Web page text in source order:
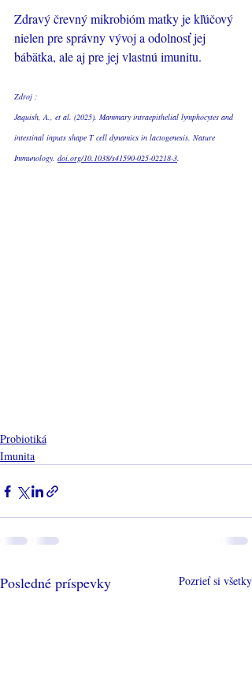
Zdravý črevný mikrobióm matky je kľúčový
nielen pre správny vývoj a odolnosť jej
bábätka, ale aj pre jej vlastnú imunitu.
Zdroj :
Jaquish, A., et al. (2025). Mammary intraepithelial lymphocytes and
intestinal inputs shape T cell dynamics in lactogenesis. Nature
Immunology. doi.org/10.1038/s41590-025-02218-3.
Probiotiká
Imunita
Posledné príspevky Pozrieť si všetky